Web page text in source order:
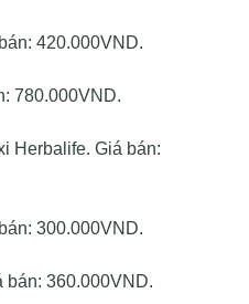
420.000VND.
780.000VND.
Herbalife. Giá bán:
300.000VND.
bán: 360.000VND.